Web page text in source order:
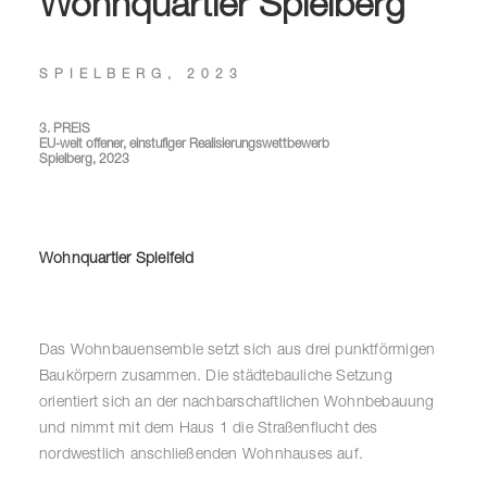
SPIELBERG, 2023
3. PREIS
EU-weit offener, einstufiger Realisierungswettbewerb
Spielberg, 2023
Wohnquartier Spielfeld
Das Wohnbauensemble setzt sich aus drei punktförmigen
Baukörpern zusammen. Die städtebauliche Setzung
orientiert sich an der nachbarschaftlichen Wohnbebauung
und nimmt mit dem Haus 1 die Straßenflucht des
nordwestlich anschließenden Wohnhauses auf.